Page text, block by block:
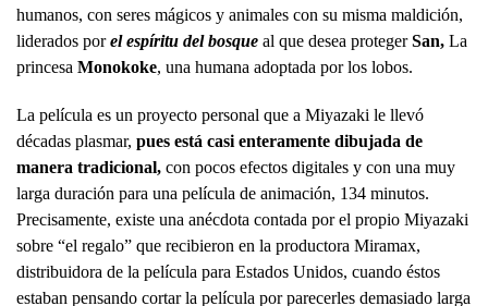
humanos, con seres mágicos y animales con su misma maldición,
liderados porel espíritu del bosque al que desea protegerSan, La
princesa Monokoke, una humana adoptada por los lobos.
La película es un proyecto personal que a Miyazaki le llevó
décadas plasmar, pues está casi enteramente dibujada de
manera tradicional, con pocos efectos digitales y con una muy
larga duración para una película de animación, 134 minutos.
Precisamente, existe una anécdota contada por el propio Miyazaki
sobre “el regalo” que recibieron en la productora Miramax,
distribuidora de la película para Estados Unidos, cuando éstos
estaban pensando cortar la película por parecerles demasiado larga